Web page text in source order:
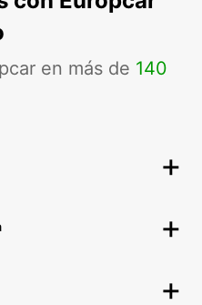
en más de 140